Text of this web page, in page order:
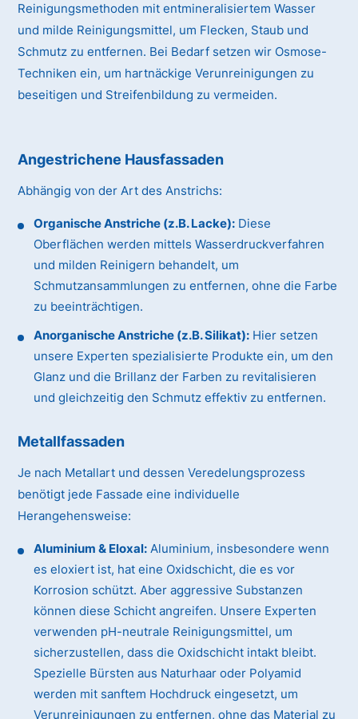
Reinigungsmethoden mit entmineralisiertem Wasser
und milde Reinigungsmittel, um Flecken, Staub und
Schmutz zu entfernen. Bei Bedarf setzen wir Osmose-
Techniken ein, um hartnäckige Verunreinigungen zu
beseitigen und Streifenbildung zu vermeiden.
Angestrichene Hausfassaden
Abhängig von der Art des Anstrichs:
Organische Anstriche (z.B. Lacke): Diese
Oberflächen werden mittels Wasserdruckverfahren
und milden Reinigern behandelt, um
Schmutzansammlungen zu entfernen, ohne die Farbe
zu beeinträchtigen.
Anorganische Anstriche (z.B. Silikat): Hier setzen
unsere Experten spezialisierte Produkte ein, um den
Glanz und die Brillanz der Farben zu revitalisieren
und gleichzeitig den Schmutz effektiv zu entfernen.
Metallfassaden
Je nach Metallart und dessen Veredelungsprozess
benötigt jede Fassade eine individuelle
Herangehensweise:
Aluminium & Eloxal: Aluminium, insbesondere wenn
es eloxiert ist, hat eine Oxidschicht, die es vor
Korrosion schützt. Aber aggressive Substanzen
können diese Schicht angreifen. Unsere Experten
verwenden pH-neutrale Reinigungsmittel, um
sicherzustellen, dass die Oxidschicht intakt bleibt.
Spezielle Bürsten aus Naturhaar oder Polyamid
werden mit sanftem Hochdruck eingesetzt, um
Verunreinigungen zu entfernen, ohne das Material zu